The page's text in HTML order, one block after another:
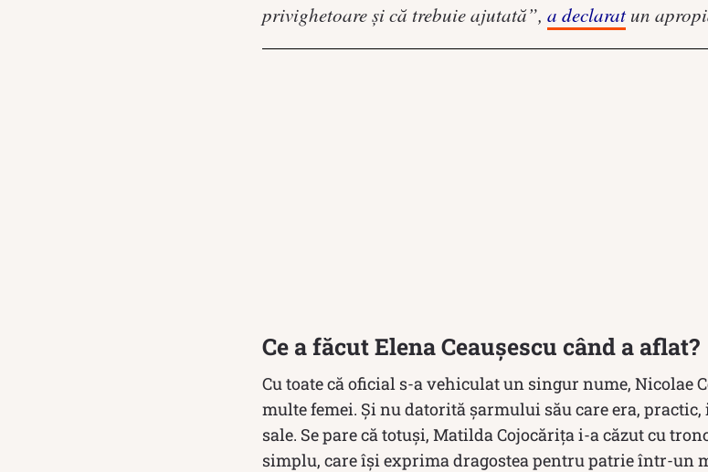
privighetoare și că trebuie ajutată”, a declaratun
Ce a făcut Elena Ceaușescu când a aflat?
Cu toate că oficial s-a vehiculat un singur nume, Nicolae
multe femei. Și nu datorită șarmului său care era,
sale. Se pare că totuși, Matilda Cojocărița i-a căzut cu
simplu, care își exprima dragostea pentru patrie într-un